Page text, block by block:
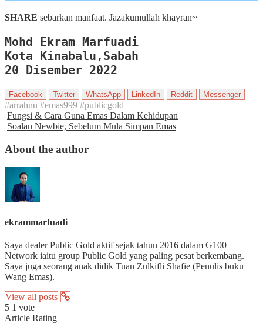
SHARE sebarkan manfaat. Jazakumullah khayran~
Mohd Ekram Marfuadi
Kota Kinabalu,Sabah
20 Disember 2022
Facebook Twitter WhatsApp LinkedIn Reddit Messenger
#arrahnu #emas999 #publicgold
Fungsi & Cara Guna Emas Dalam Kehidupan
Soalan Newbie, Sebelum Mula Simpan Emas
About the author
ekrammarfuadi
Saya dealer Public Gold aktif sejak tahun 2016 dalam G100
Network iaitu group Public Gold yang paling pesat berkembang.
Saya juga seorang anak didik Tuan Zulkifli Shafie (Penulis buku
Wang Emas).
View all posts
5 1 vote
Article Rating